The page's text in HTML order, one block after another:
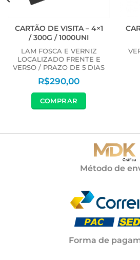
CARTÃO DE VISITA – 4×1
/ 300G / 1000UNI
LAM FOSCA E VERNIZ
LOCALIZADO FRENTE E
VERSO / PRAZO DE 5 DIAS
R$290,00
COMPRAR
Método de
Forma de